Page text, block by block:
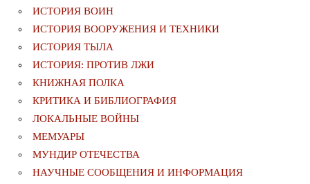
ИСТОРИЯ ВОИН
ИСТОРИЯ ВООРУЖЕНИЯ И ТЕХНИКИ
ИСТОРИЯ ТЫЛА
ИСТОРИЯ: ПРОТИВ ЛЖИ
КНИЖНАЯ ПОЛКА
КРИТИКА И БИБЛИОГРАФИЯ
ЛОКАЛЬНЫЕ ВОЙНЫ
МЕМУАРЫ
МУНДИР ОТЕЧЕСТВА
НАУЧНЫЕ СООБЩЕНИЯ И ИНФОРМАЦИЯ